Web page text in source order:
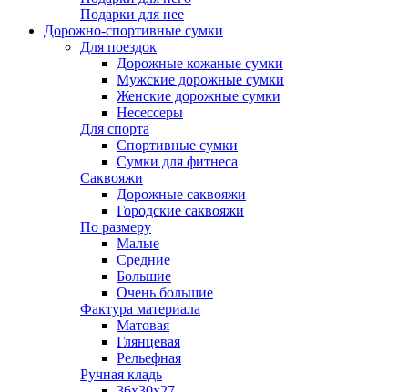
Подарки для нее
Дорожно-спортивные сумки
Для поездок
Дорожные кожаные сумки
Мужские дорожные сумки
Женские дорожные сумки
Несессеры
Для спорта
Спортивные сумки
Сумки для фитнеса
Саквояжи
Дорожные саквояжи
Городские саквояжи
По размеру
Малые
Средние
Большие
Очень большие
Фактура материала
Матовая
Глянцевая
Рельефная
Ручная кладь